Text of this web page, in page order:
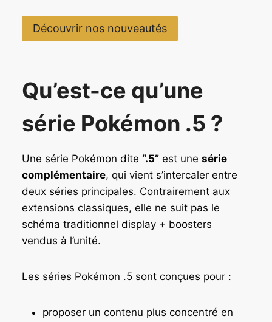
Découvrir nos nouveautés
Qu’est-ce qu’une
série Pokémon .5 ?
Une série Pokémon dite “.5” est une série
complémentaire, qui vient s’intercaler entre
deux séries principales. Contrairement aux
extensions classiques, elle ne suit pas le
schéma traditionnel display + boosters
vendus à l’unité.
Les séries Pokémon .5 sont conçues pour :
proposer un contenu plus concentré en